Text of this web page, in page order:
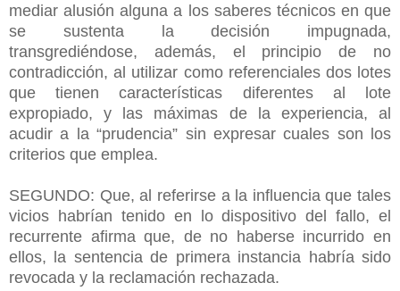
mediar alusión alguna a los saberes técnicos en que
se sustenta la decisión impugnada,
transgrediéndose, además, el principio de no
contradicción, al utilizar como referenciales dos lotes
que tienen características diferentes al lote
expropiado, y las máximas de la experiencia, al
acudir a la “prudencia” sin expresar cuales son los
criterios que emplea.
SEGUNDO: Que, al referirse a la influencia que tales
vicios habrían tenido en lo dispositivo del fallo, el
recurrente afirma que, de no haberse incurrido en
ellos, la sentencia de primera instancia habría sido
revocada y la reclamación rechazada.